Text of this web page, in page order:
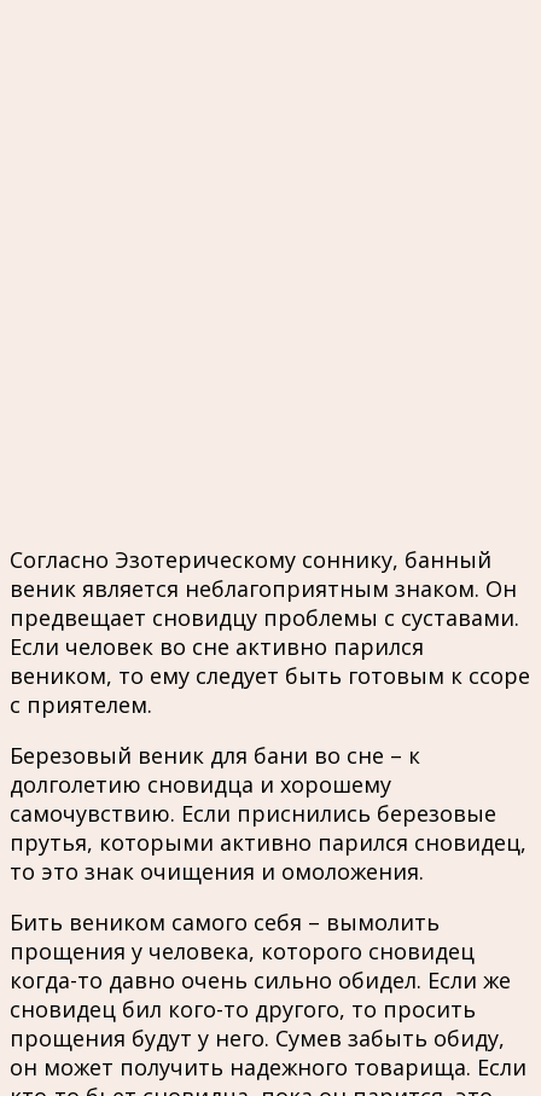
Согласно Эзотерическому соннику, банный
веник является неблагоприятным знаком. Он
предвещает сновидцу проблемы с суставами.
Если человек во сне активно парился
веником, то ему следует быть готовым к ссоре
с приятелем.
Березовый веник для бани во сне – к
долголетию сновидца и хорошему
самочувствию. Если приснились березовые
прутья, которыми активно парился сновидец,
то это знак очищения и омоложения.
Бить веником самого себя – вымолить
прощения у человека, которого сновидец
когда-то давно очень сильно обидел. Если же
сновидец бил кого-то другого, то просить
прощения будут у него. Сумев забыть обиду,
он может получить надежного товарища. Если